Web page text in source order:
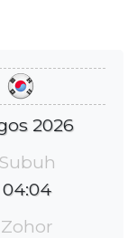
2026
Subuh
04:04
Zohor